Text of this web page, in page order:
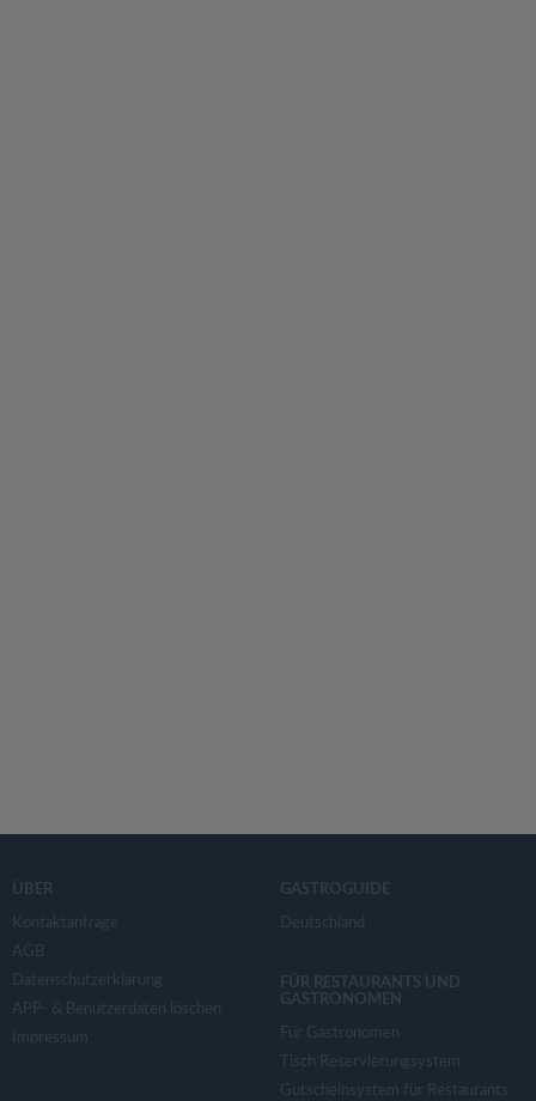
ÜBER
Kontaktanfrage
AGB
Datenschutzerklärung
APP- & Benutzerdaten löschen
Impressum
GASTROGUIDE
Deutschland
FÜR RESTAURANTS UND
GASTRONOMEN
Für Gastronomen
Tisch Reservierungsystem
Gutscheinsystem für Restaurants